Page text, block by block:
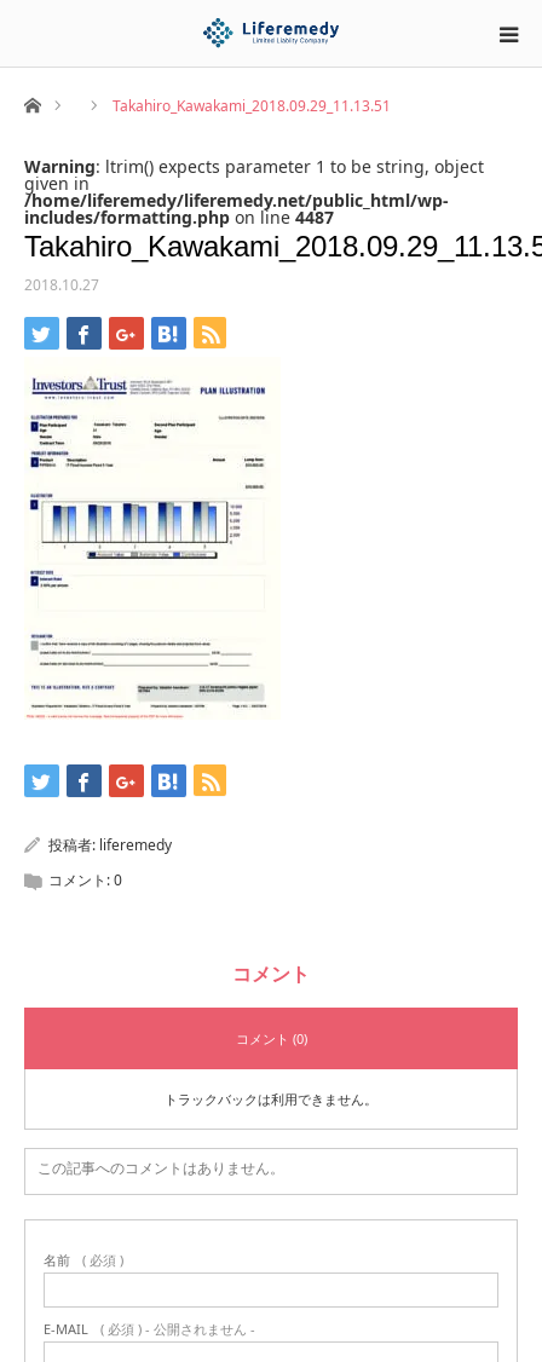
ホーム Takahiro_Kawakami_2018.09.29_11.13.51
Warning: ltrim() expects parameter 1 to be string, object
given in
/home/liferemedy/liferemedy.net/public_html/wp-
includes/formatting.php on line 4487
2018.10.27
投稿者: liferemedy
コメント:0
コメント
コメント (0)
トラックバックは利用できません。
この記事へのコメントはありません。
名前 ( 必須 )
E-MAIL ( 必須 ) - 公開されません -